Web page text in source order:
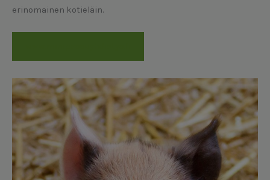
erinomainen kotieläin.